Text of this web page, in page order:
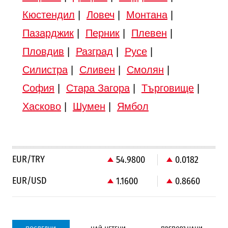
Кюстендил
Ловеч Монтана|
Пазарджик| Перник| Плевен
Пловдив
Разград Русе|
Силистра| Сливен Смолян
София
Стара Загора| Търговище|
Хасково| Шумен Ямбол
EUR/TRY 54.9800
0.0182
EUR/USD
1.1600 0.8660